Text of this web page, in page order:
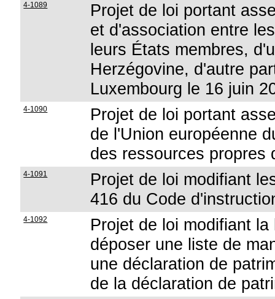
4-1089
Projet de loi portant
et d'association entre
leurs États membres,
Herzégovine, d'autre
Luxembourg le 16 juin
4-1090
Projet de loi portant
de l'Union européenne
des ressources propres
4-1091
Projet de loi modifiant
416 du Code
4-1092
Projet de loi modifiant
déposer une liste de
une déclaration de
de la déclaration de